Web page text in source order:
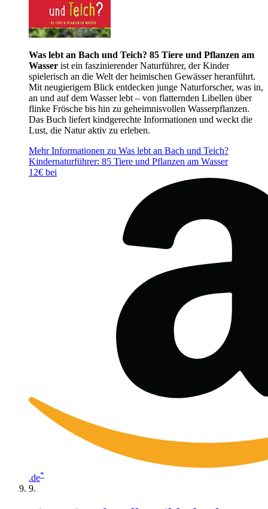
Was lebt an Bach und Teich? 85 Tiere und Pflanzen am
Wasser ist ein faszinierender Naturführer, der Kinder
spielerisch an die Welt der heimischen Gewässer heranführt.
Mit neugierigem Blick entdecken junge Naturforscher, was in,
an und auf dem Wasser lebt – von flatternden Libellen über
flinke Frösche bis hin zu geheimnisvollen Wasserpflanzen.
Das Buch liefert kindgerechte Informationen und weckt die
Lust, die Natur aktiv zu erleben.
Mehr Informationen zu Was lebt an Bach und Teich?
Kindernaturführer: 85 Tiere und Pflanzen am Wasser
12€ bei
.de*